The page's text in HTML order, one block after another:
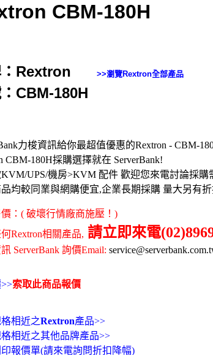
CBM-180H
：Rextron >>瀏覽Rextron全部產品
CBM-180H
力梭資訊給你最超值優惠的Rextron - CBM-
CBM-180H採購選擇就在 ServerBank!
UPS/機房>KVM 配件 歡迎您來電討論採
均較同業與網購便宜,企業長期採購 量大另有
：( 破壞行情廠商施壓！)
Rextron相關產品, 請立即來電
ServerBank 詢價Email:
索取此商品報價
相近之Rextron產品>>
相近之其他品牌產品>>
報價單(請來電詢問折扣降幅)